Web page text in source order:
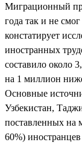
Миграционный
года так и не
констатирует
иностранных
составило около
на 1 миллион
Основные
Узбекистан,
поставленных на
60%)